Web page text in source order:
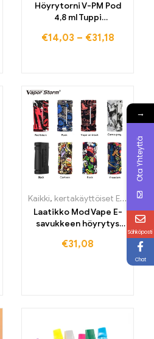
Höyrytorni V-PM Pod
4,8 ml Tuppi
0,3-1,5 Ohm avoin
€14,03 – €31,18
Kertakäyttöiset sähkötupakat
Kaikki, kertakäyttöiset E-savut
Laatikko Mod Vape E-
savukkeen höyrytys
Electroii
€31,08
→
Ota Yhteyttä
Sähköposti
Chat